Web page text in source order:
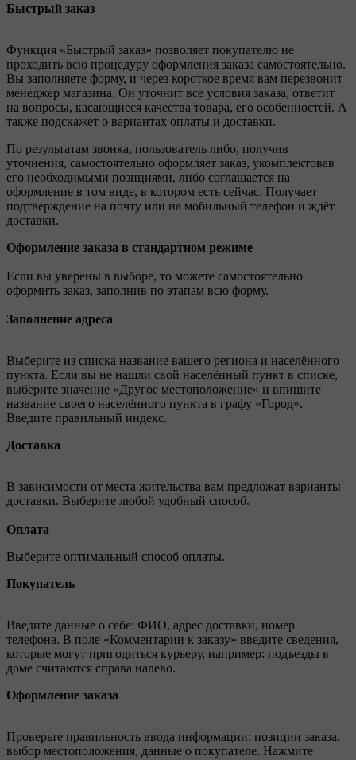
Быстрый заказ
Функция «Быстрый заказ» позволяет покупателю не
проходить всю процедуру оформления заказа самостоятельно.
Вы заполняете форму, и через короткое время вам перезвонит
менеджер магазина. Он уточнит все условия заказа, ответит
на вопросы, касающиеся качества товара, его особенностей. А
также подскажет о вариантах оплаты и доставки.
По результатам звонка, пользователь либо, получив
уточнения, самостоятельно оформляет заказ, укомплектовав
его необходимыми позициями, либо соглашается на
оформление в том виде, в котором есть сейчас. Получает
подтверждение на почту или на мобильный телефон и ждёт
доставки.
Оформление заказа в стандартном режиме
Если вы уверены в выборе, то можете самостоятельно
оформить заказ, заполнив по этапам всю форму.
Заполнение адреса
Выберите из списка название вашего региона и населённого
пункта. Если вы не нашли свой населённый пункт в списке,
выберите значение «Другое местоположение» и впишите
название своего населённого пункта в графу «Город».
Введите правильный индекс.
Доставка
В зависимости от места жительства вам предложат варианты
доставки. Выберите любой удобный способ.
Оплата
Выберите оптимальный способ оплаты.
Покупатель
Введите данные о себе: ФИО, адрес доставки, номер
телефона. В поле «Комментарии к заказу» введите сведения,
которые могут пригодиться курьеру, например: подъезды в
доме считаются справа налево.
Оформление заказа
Проверьте правильность ввода информации: позиции заказа,
выбор местоположения, данные о покупателе. Нажмите